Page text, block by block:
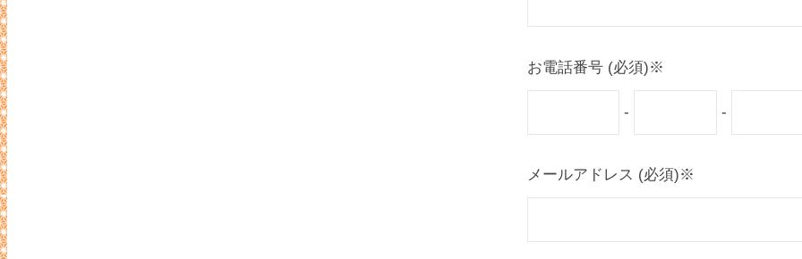
お電話番号 (必須)※
- -
メールアドレス (必須)※